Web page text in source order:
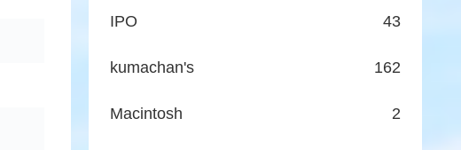
IPO 43
kumachan's 162
Macintosh 2